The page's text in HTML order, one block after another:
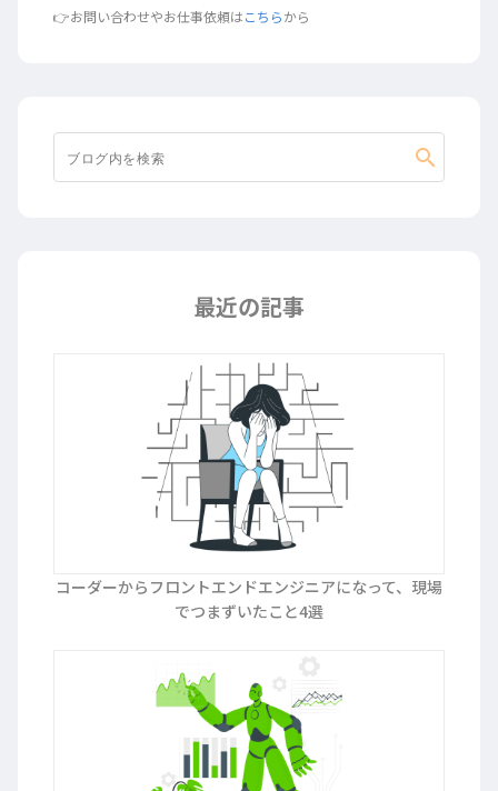
👉お問い合わせやお仕事依頼はこちらから
search
最近の記事
コーダーからフロントエンドエンジニアになって、現場
でつまずいたこと4選